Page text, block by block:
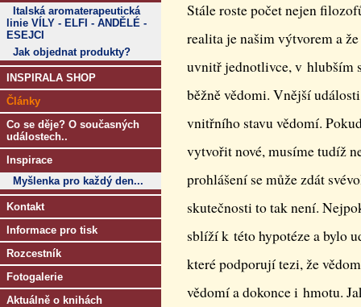
Italská aromaterapeutická
linie VÍLY - ELFI - ANDĚLÉ -
ESEJCI
Jak objednat produkty?
INSPIRALA SHOP
Články
Co se děje? O současných
událostech..
Inspirace
Myšlenka pro každý den...
Kontakt
Informace pro tisk
Rozcestník
Fotogalerie
Aktuálně o knihách
Stále roste počet nejen
realita je našim výtvorem a
uvnitř jednotlivce, v hlubším
běžně vědomi. Vnější
vnitřního stavu vědomí.
vytvořit nové, musíme tudíž
prohlášení se může zdát
skutečnosti to tak není.
sblíží k této hypotéze a bylo
které podporují tezi, že
vědomí a dokonce i hmotu.